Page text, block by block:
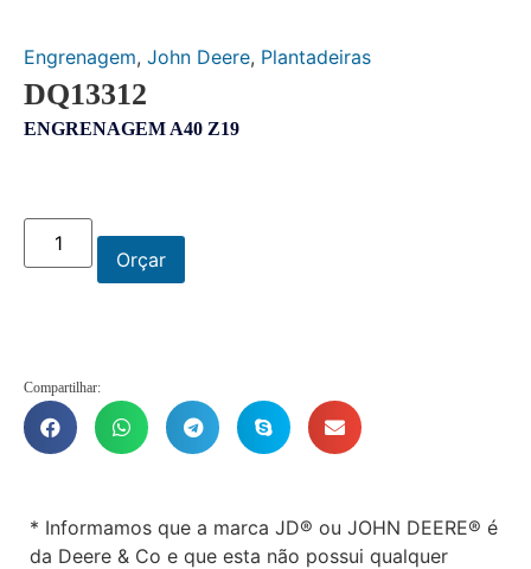
Engrenagem, John Deere, Plantadeiras
DQ13312
ENGRENAGEM A40 Z19
Orçar
Compartilhar:
* Informamos que a marca JD® ou JOHN DEERE® é
da Deere & Co e que esta não possui qualquer